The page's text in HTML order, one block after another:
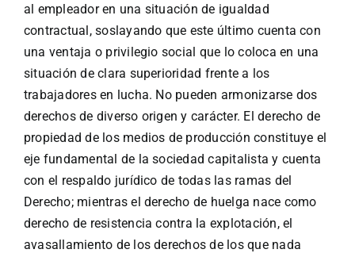
al empleador en una situación de igualdad
contractual, soslayando que este último cuenta con
una ventaja o privilegio social que lo coloca en una
situación de clara superioridad frente a los
trabajadores en lucha. No pueden armonizarse dos
derechos de diverso origen y carácter. El derecho de
propiedad de los medios de producción constituye el
eje fundamental de la sociedad capitalista y cuenta
con el respaldo jurídico de todas las ramas del
Derecho; mientras el derecho de huelga nace como
derecho de resistencia contra la explotación, el
avasallamiento de los derechos de los que nada